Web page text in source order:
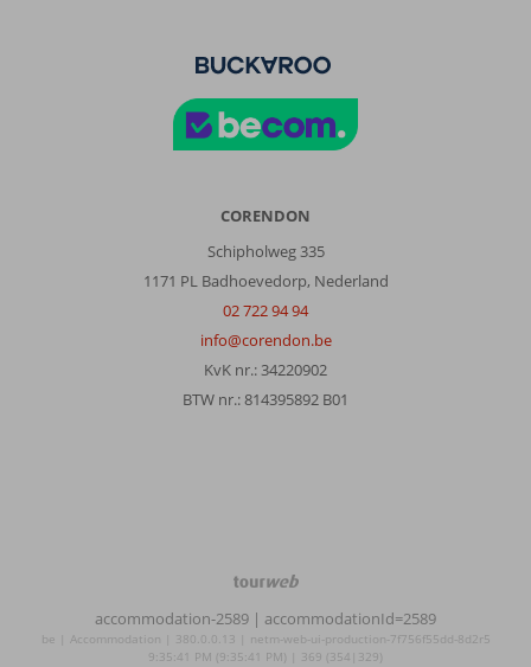
CORENDON
Schipholweg 335
1171 PL Badhoevedorp, Nederland
02 722 94 94
info@corendon.be
KvK nr.: 34220902
BTW nr.: 814395892 B01
TourWeb
NetMatch
accommodation-2589 | accommodationId=2589
be | Accommodation | 380.0.0.13 | netm-web-ui-production-7f756f55dd-8d2r5
9:35:41 PM (9:35:41 PM) | 369 (354|329)